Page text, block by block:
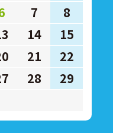
7
8
14
15
21
22
28
29